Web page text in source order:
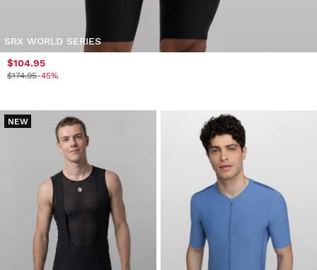
SRX WORLD SERIES
$104.95
$174.95-45%
NEW